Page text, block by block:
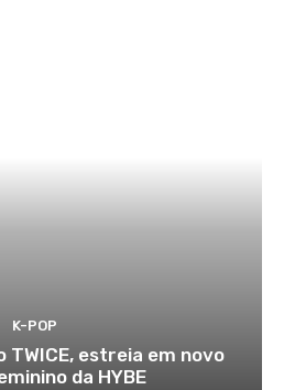
K-POP
TWICE, estreia em novo
da HYBE